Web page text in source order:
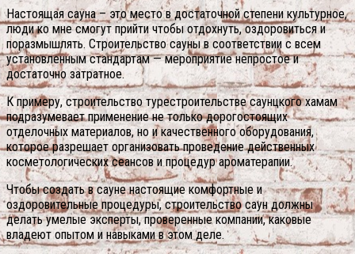
Настоящая сауна – это место в достаточной степени культурное,
люди ко мне смогут прийти чтобы отдохнуть, оздоровиться и
поразмышлять. Строительство сауны в соответствии с всем
установленным стандартам — мероприятие непростое и
достаточно затратное.
К примеру, строительство турестроительстве саунцкого хамам
подразумевает применение не только дорогостоящих
отделочных материалов, но и качественного оборудования,
которое разрешает организовать проведение действенных
косметологических сеансов и процедур ароматерапии.
Чтобы создать в сауне настоящие комфортные и
оздоровительные процедуры, строительство саун должны
делать умелые эксперты, проверенные компании, каковые
владеют опытом и навыками в этом деле.